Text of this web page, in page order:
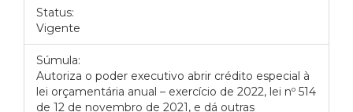
Status:
Vigente
Súmula:
Autoriza o poder executivo abrir crédito especial à
lei orçamentária anual – exercício de 2022, lei nº 514
de 12 de novembro de 2021, e dá outras